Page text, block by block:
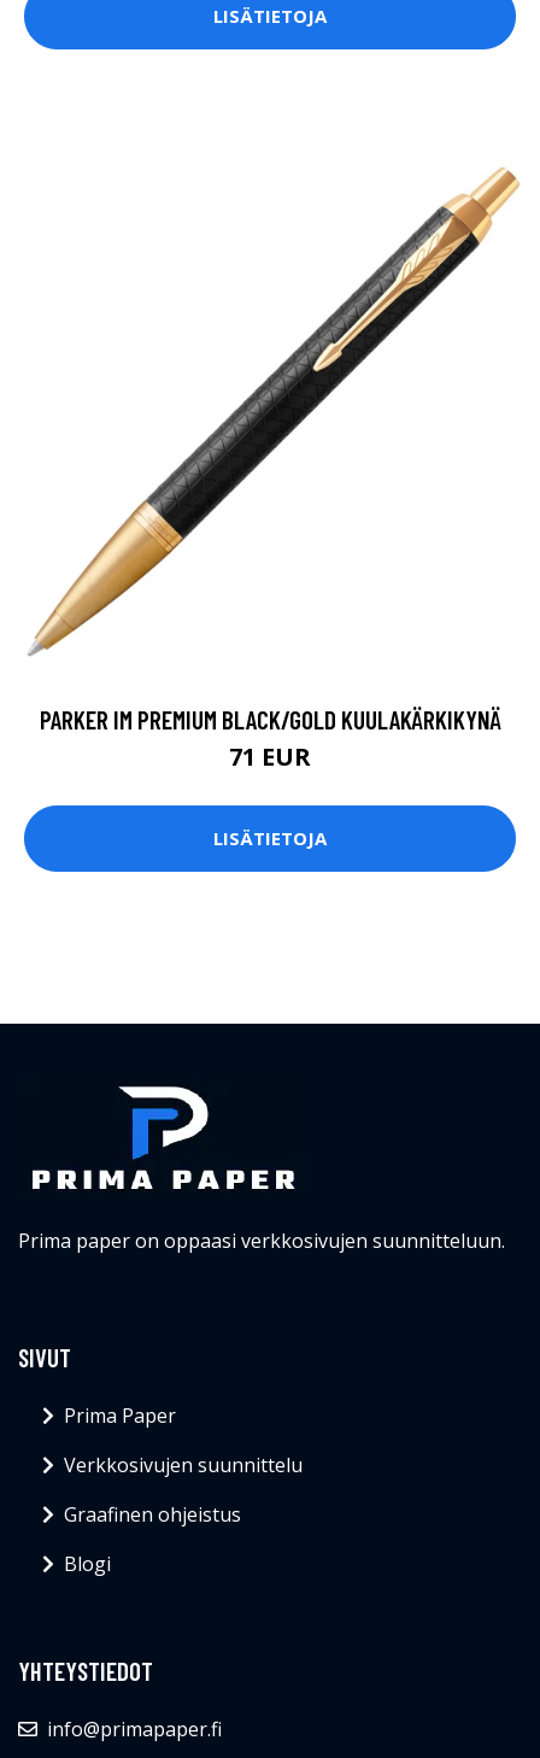
LISÄTIETOJA
PARKER IM PREMIUM BLACK/GOLD KUULAKÄRKIKYNÄ
71 EUR
LISÄTIETOJA
Prima paper on oppaasi verkkosivujen suunnitteluun.
SIVUT
Prima Paper
Verkkosivujen suunnittelu
Graafinen ohjeistus
Blogi
YHTEYSTIEDOT
info@primapaper.fi